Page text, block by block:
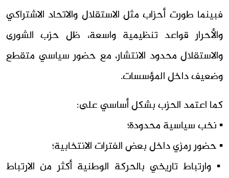
فبينما طورت أحزاب مثل الاستقلال والاتحاد الاشتراكي
والأحرار قواعد تنظيمية واسعة، ظل حزب الشورى
والاستقلال محدود الانتشار، مع حضور سياسي متقطع
وضعيف داخل المؤسسات.
كما اعتمد الحزب بشكل أساسي على:
▪︎ نخب سياسية محدودة؛
▪︎ حضور رمزي داخل بعض الفترات الانتخابية؛
▪︎ وارتباط تاريخي بالحركة الوطنية أكثر من الارتباط